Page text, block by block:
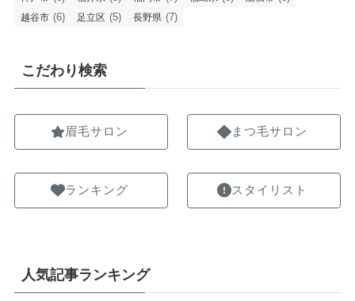
越谷市 (6) 足立区 (5) 長野県 (7)
こだわり検索
眉毛サロン
ランキング
まつ毛サロン
スタイリスト
人気記事ランキング